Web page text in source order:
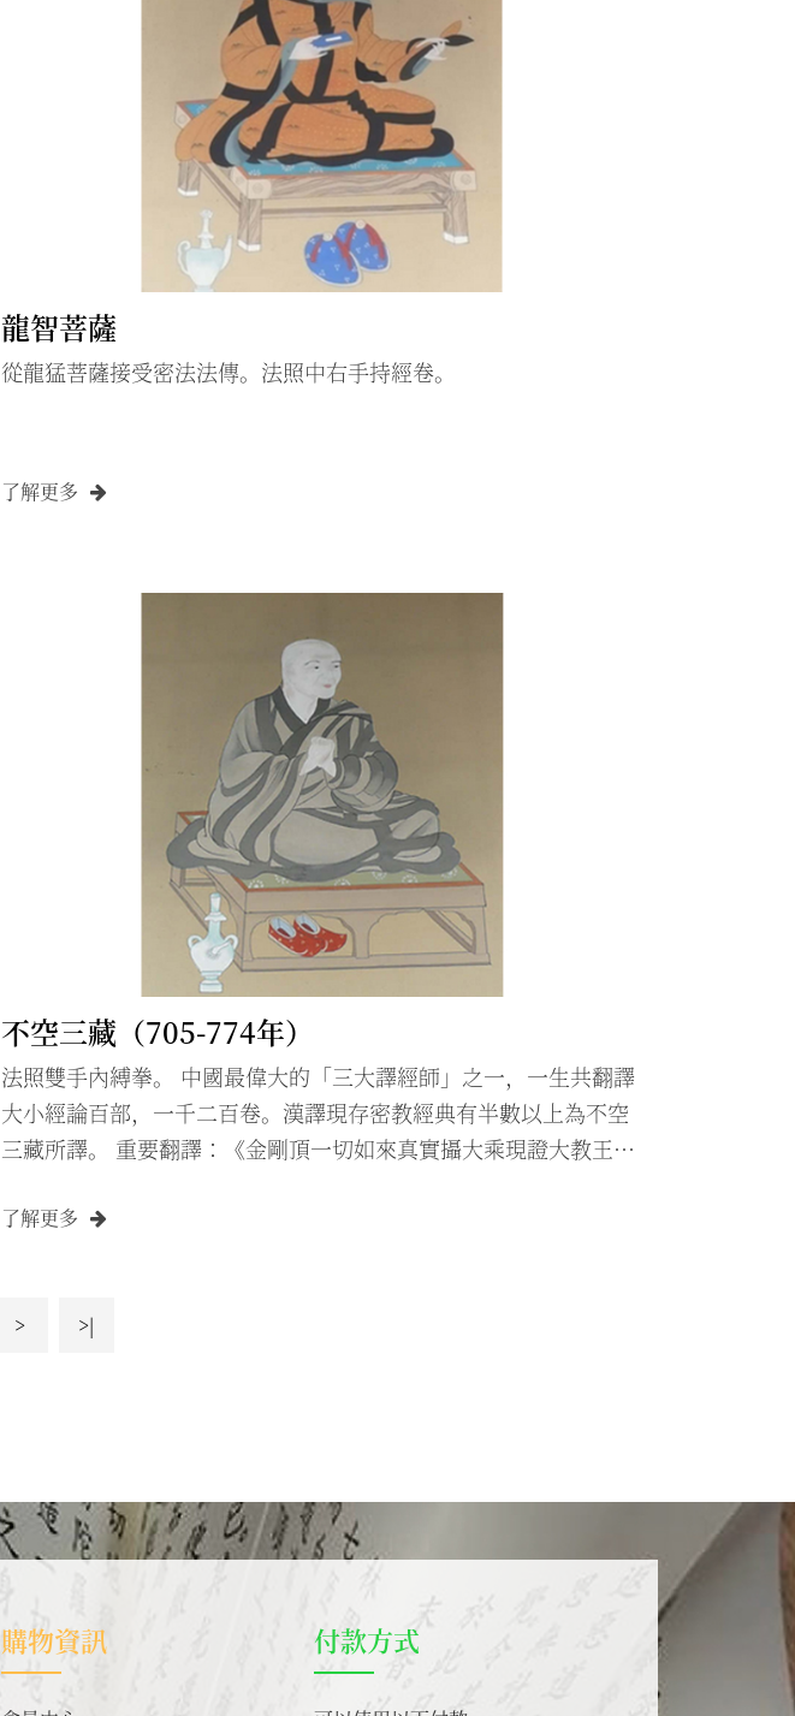
龍智菩薩
從龍猛菩薩接受密法法傳。法照中右手持經卷。
了解更多
不空三藏（705-774年）
法照雙手內縛拳。 中國最偉大的「三大譯經師」之一，一生共翻譯
大小經論百部，一千二百卷。漢譯現存密教經典有半數以上為不空
三藏所譯。 重要翻譯：《金剛頂一切如來真實攝大乘現證大教王
了解更多
> >|
購物資訊 付款方式